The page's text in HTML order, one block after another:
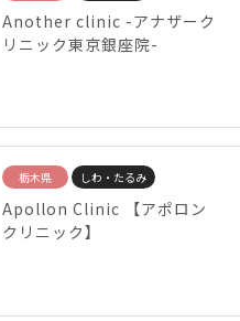
Another clinic -アナザーク
リニック東京銀座院-
栃木県 しわ・たるみ
Apollon Clinic 【アポロン
クリニック】